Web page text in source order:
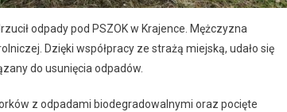
odpady pod PSZOK w Krajence. Mężczyzna
Dzięki współpracy ze strażą miejską, udało się
do usunięcia odpadów.
z odpadami biodegradowalnymi oraz pocięte